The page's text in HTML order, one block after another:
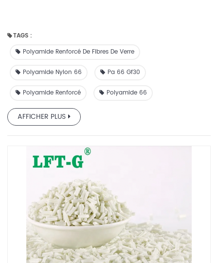
TAGS :
Polyamide Renforcé De Fibres De Verre
Polyamide Nylon 66 Pa 66 Gf30
Polyamide Renforcé Polyamide 66
AFFICHER PLUS